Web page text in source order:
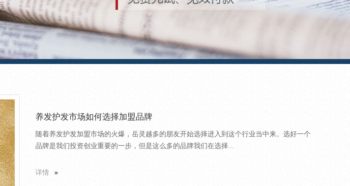
养发护发市场如何选择加盟品牌
随着养发护发加盟市场的火爆，岳灵越多的朋友开始选择进入到这个行业当中来。选好一个
品牌是我们投资创业重要的一步，但是这么多的品牌我们在选择...
详情